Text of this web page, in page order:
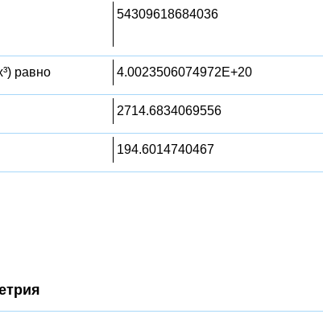
54309618684036
равно 4.0023506074972E+20
2714.6834069556
194.6014740467